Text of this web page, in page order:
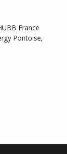
France
Pontoise,